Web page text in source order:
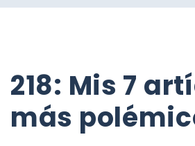
218: Mis 7
más